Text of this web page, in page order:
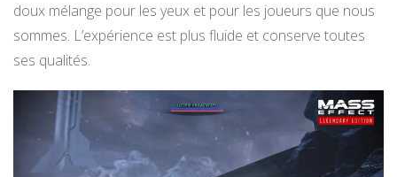
doux mélange pour les yeux et pour les joueurs que nous
sommes. L’expérience est plus fluide et conserve toutes
ses qualités.